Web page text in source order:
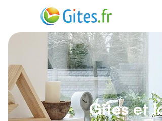
Gîtes et